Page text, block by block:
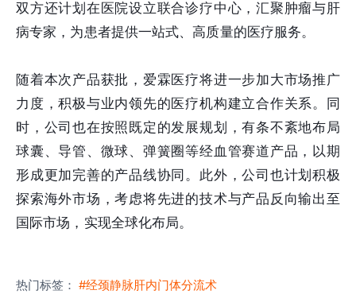
双方还计划在医院设立联合诊疗中心，汇聚肿瘤与肝
病专家，为患者提供一站式、高质量的医疗服务。
随着本次产品获批，爱霖医疗将进一步加大市场推广
力度，积极与业内领先的医疗机构建立合作关系。同
时，公司也在按照既定的发展规划，有条不紊地布局
球囊、导管、微球、弹簧圈等经血管赛道产品，以期
形成更加完善的产品线协同。此外，公司也计划积极
探索海外市场，考虑将先进的技术与产品反向输出至
国际市场，实现全球化布局。
热门标签： #经颈静脉肝内门体分流术